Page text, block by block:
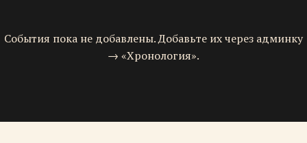
События пока не добавлены. Добавьте их через админку
→ «Хронология».